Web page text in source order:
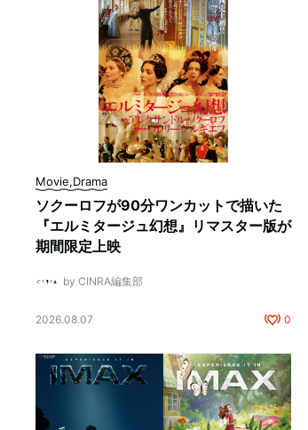
Movie,Drama
ソクーロフが90分ワンカットで描いた
『エルミタージュ幻想』リマスター版が
期間限定上映
by CINRA編集部
2026.08.07 0